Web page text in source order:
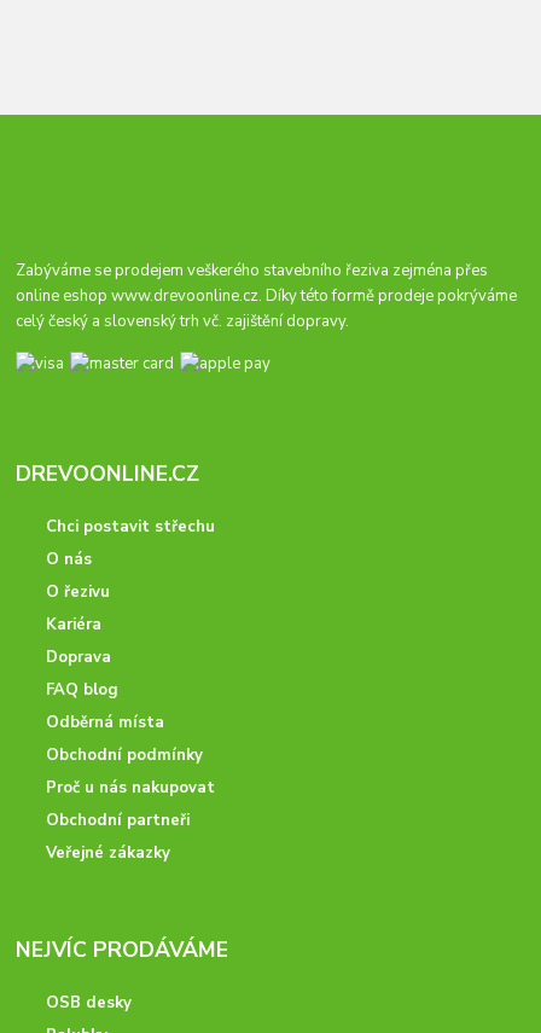
Zabýváme se prodejem veškerého stavebního řeziva zejména přes
online eshopwww.drevoonline.cz. Díky této formě prodeje pokrýváme
celý český a slovenský trh vč. zajištění dopravy.
DREVOONLINE.CZ
Chci postavit střechu
O nás
O řezivu
Kariéra
Doprava
FAQ blog
Odběrná místa
Obchodní podmínky
Proč u nás nakupovat
Obchodní partneři
Veřejné zákazky
NEJVÍC PRODÁVÁME
OSB desky